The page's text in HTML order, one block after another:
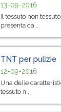
13-09-2016
Il tessuto non
presenta ca...
TNT per pulizie
12-09-2016
Una delle
tessuto n...